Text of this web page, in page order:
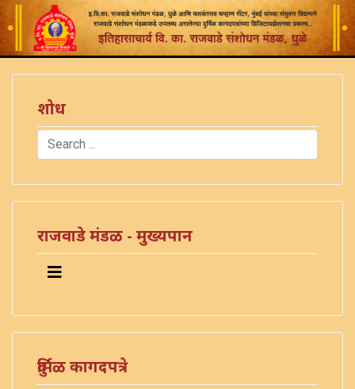
शोध
Search
राजवाडे मंडळ - मुख्यपान
दुर्मिळ कागदपत्रे